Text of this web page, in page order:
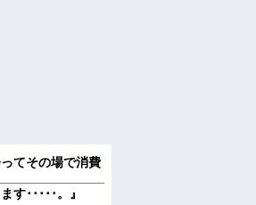
てその場で消費
す･････。』